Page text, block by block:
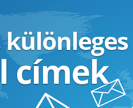
különleges
címek